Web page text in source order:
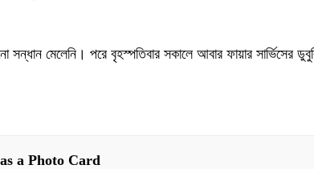
মেলেনি। পরে বৃহস্পতিবার সকালে আবার ফায়ার সার্ভিসের
a Photo Card